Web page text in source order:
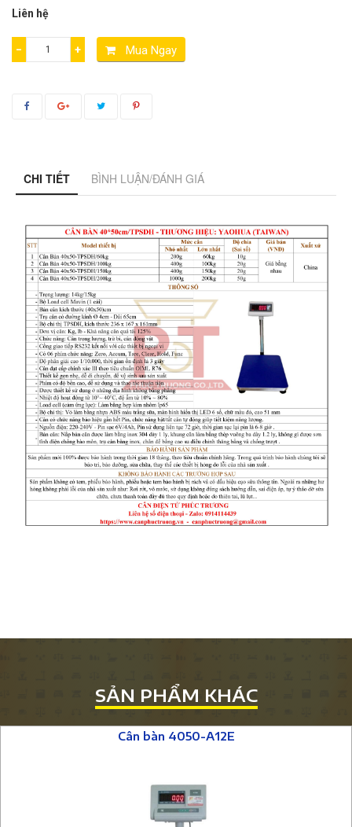
Liên hệ
− + Mua Ngay
CHI TIẾT BÌNH LUẬN/ĐÁNH GIÁ
SẢN PHẨM KHÁC
Cân bàn 4050-A12E